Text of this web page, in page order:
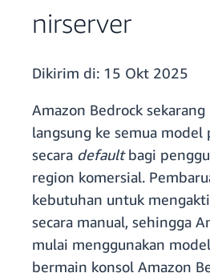
nirserver
Dikirim di: 15 Okt 2025
Amazon Bedrock
langsung ke semua
secara defaultbagi
region komersial.
kebutuhan untuk
secara manual, sehingga
mulai menggunakan
bermain konsol Amazon